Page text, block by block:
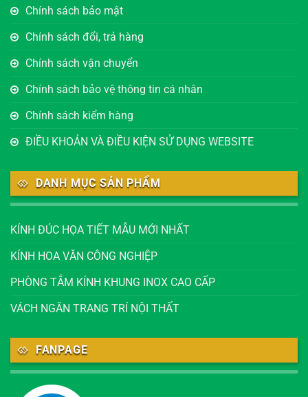
Chính sách bảo mật
Chính sách đổi, trả hàng
Chính sách vận chuyển
Chính sách bảo vệ thông tin cá nhân
Chính sách kiểm hàng
ĐIỀU KHOẢN VÀ ĐIỀU KIỆN SỬ DỤNG WEBSITE
DANH MỤC SẢN PHẨM
KÍNH ĐÚC HỌA TIẾT MẪU MỚI NHẤT
KÍNH HOA VĂN CÔNG NGHIỆP
PHÒNG TẮM KÍNH KHUNG INOX CAO CẤP
VÁCH NGĂN TRANG TRÍ NỘI THẤT
FANPAGE